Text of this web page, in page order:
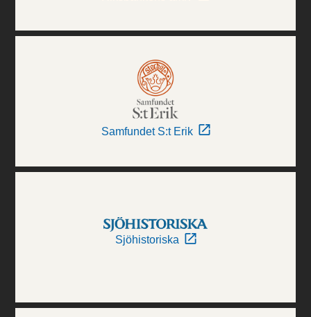
Samfundet S:t Erik
Sjöhistoriska